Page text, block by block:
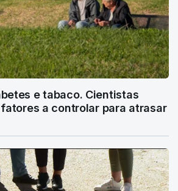
e tabaco. Cientistas
a controlar para atrasar